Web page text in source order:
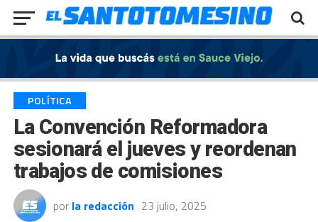
POLÍTICA
La Convención Reformadora
sesionará el jueves y reordenan
trabajos de comisiones
por la redacción 23 julio, 2025
Exit mobile version